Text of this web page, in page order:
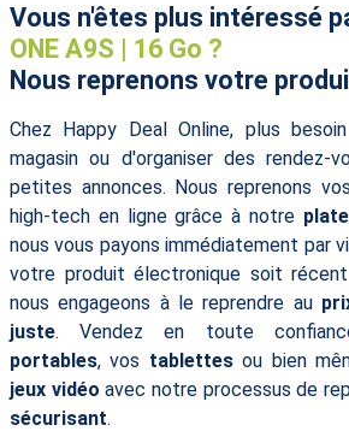
Vous n'êtes plus intéressé
ONE A9S | 16 Go ?
Nous reprenons votre
Chez Happy Deal Online, plus
magasin ou d'organiser des
petites annonces. Nous reprenons
high-tech en ligne grâce à notre
nous vous payons immédiatement par
votre produit électronique soit
nous engageons à le reprendre au
juste. Vendez en toute
portables, vos tablettesou bien
jeux vidéo avec notre processus de
sécurisant.